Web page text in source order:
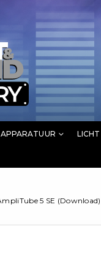
LICHT
5 SE (Download)